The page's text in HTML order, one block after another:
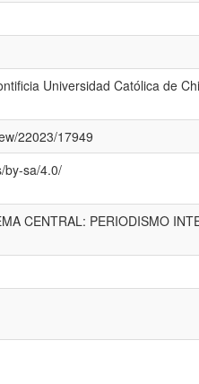
Universidad Católica de
22023/17949
by-sa/4.0/
CENTRAL: PERIODISMO